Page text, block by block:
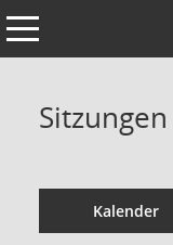
Toggle navigation
Kalender